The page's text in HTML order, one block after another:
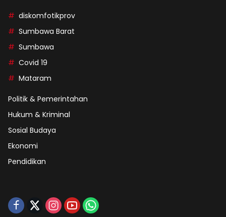
diskomfotikprov
Sumbawa Barat
Sumbawa
Covid 19
Mataram
Politik & Pemerintahan
Hukum & Kriminal
Sosial Budaya
Ekonomi
Pendidikan